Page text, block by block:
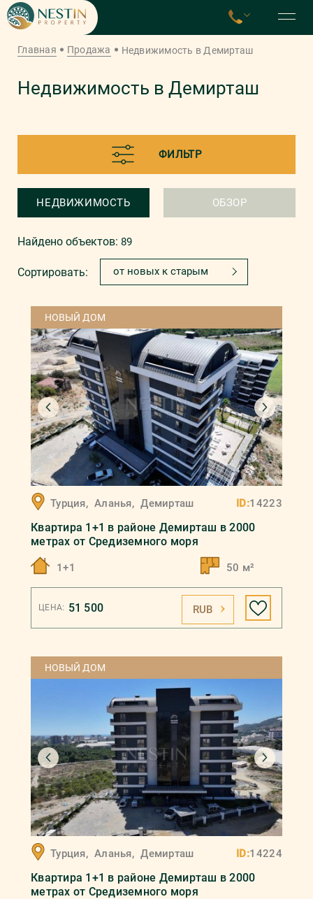
Главная Продажа Недвижимость в Демирташ
Недвижимость в Демирташ
ФИЛЬТР
НЕДВИЖИМОСТЬ ОБЗОР
Найдено объектов: 89
Сортировать: от новых к старым
НОВЫЙ ДОМ
Турция, Аланья, Демирташ ID:14223
Квартира 1+1 в районе Демирташ в 2000
метрах от Средиземного моря
1+1 50 м²
ЦЕНА: 51 500 RUB
НОВЫЙ ДОМ
Турция, Аланья, Демирташ ID:14224
Квартира 1+1 в районе Демирташ в 2000
метрах от Средиземного моря